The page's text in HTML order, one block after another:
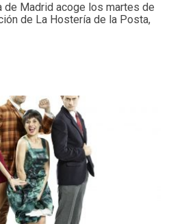
de Madrid acoge los martes de
de La Hostería de la Posta,